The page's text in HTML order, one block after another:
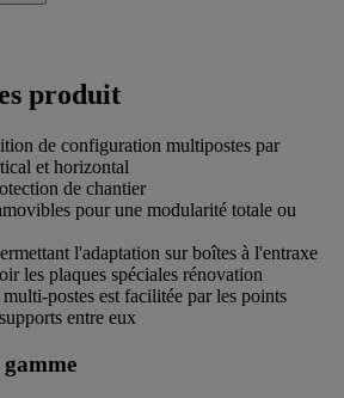
produit
de configuration multipostes par
et horizontal
de chantier
pour une modularité totale ou
l'adaptation sur boîtes à l'entraxe
les plaques spéciales rénovation
postes est facilitée par les points
entre eux